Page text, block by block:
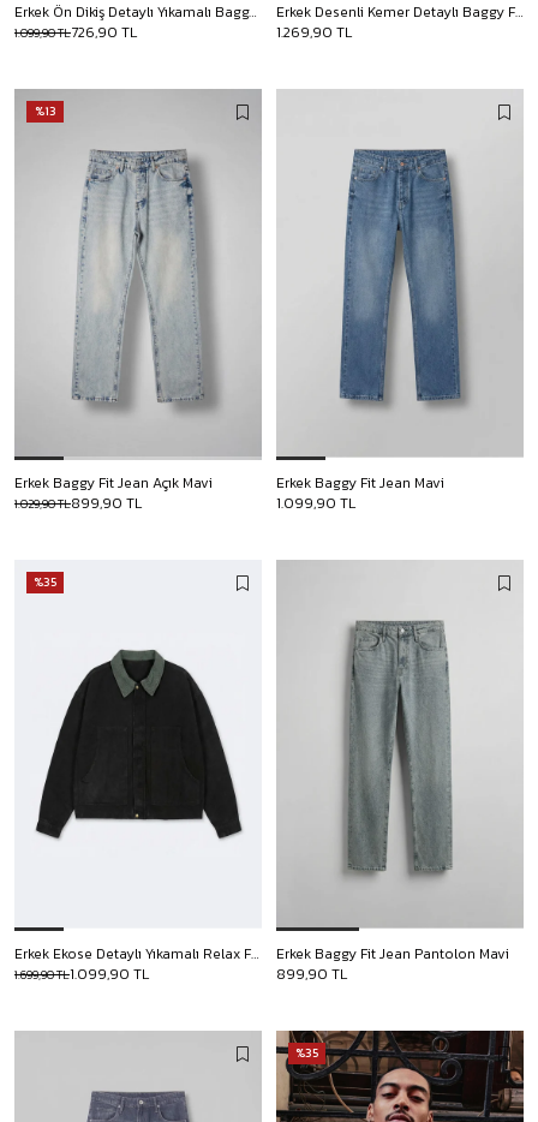
Erkek Ön Dikiş Detaylı Yıkamalı Baggy Jean Koyu Mavi
726,90 TL
1.099,90 TL
Erkek Desenli Kemer Detaylı Baggy Fit Jean Siyah
1.269,90 TL
%13
Erkek Baggy Fit Jean Açık Mavi
899,90 TL
1.029,90 TL
Erkek Baggy Fit Jean Mavi
1.099,90 TL
%35
Erkek Ekose Detaylı Yıkamalı Relax Fit Ceket Siyah
1.099,90 TL
1.699,90 TL
Erkek Baggy Fit Jean Pantolon Mavi
899,90 TL
%35